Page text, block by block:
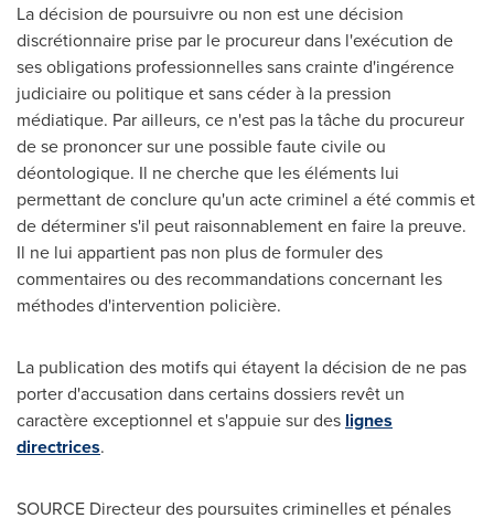
La décision de poursuivre ou non est une décision
discrétionnaire prise par le procureur dans l'exécution de
ses obligations professionnelles sans crainte d'ingérence
judiciaire ou politique et sans céder à la pression
médiatique. Par ailleurs, ce n'est pas la tâche du procureur
de se prononcer sur une possible faute civile ou
déontologique. Il ne cherche que les éléments lui
permettant de conclure qu'un acte criminel a été commis et
de déterminer s'il peut raisonnablement en faire la preuve.
Il ne lui appartient pas non plus de formuler des
commentaires ou des recommandations concernant les
méthodes d'intervention policière.
La publication des motifs qui étayent la décision de ne pas
porter d'accusation dans certains dossiers revêt un
caractère exceptionnel et s'appuie sur des lignes
directrices.
SOURCE Directeur des poursuites criminelles et pénales